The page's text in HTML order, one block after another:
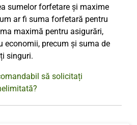
sumelor forfetare și maxime
ar fi suma forfetară pentru
maximă pentru asigurări,
economii, precum și suma de
singuri.
să solicitați